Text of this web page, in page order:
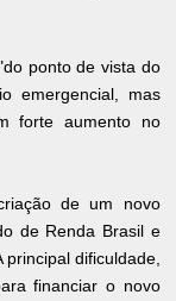
ponto de vista do
emergencial, mas
forte aumento no
de um novo
de Renda Brasil e
dificuldade,
financiar o novo